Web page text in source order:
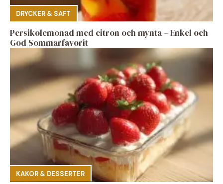
DRYCKER & SAFT
Persikolemonad med citron och mynta – Enkel och
God Sommarfavorit
KAKOR & DESSERTER